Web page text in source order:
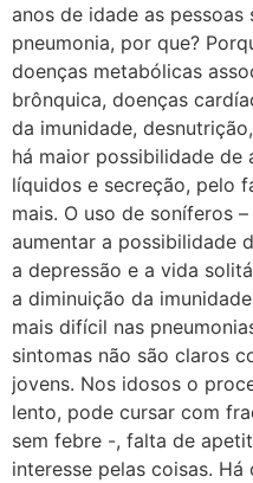
anos de idade as pessoas
pneumonia, por que?
doenças metabólicas
brônquica, doenças
da imunidade,
há maior possibilidade de
líquidos e secreção, pelo
mais. O uso de soníferos
aumentar a possibilidade
a depressão e a vida
a diminuição da
mais difícil nas
sintomas não são claros
jovens. Nos idosos o
lento, pode cursar com
sem febre -, falta de
interesse pelas coisas.